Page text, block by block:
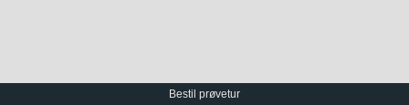
Bestil prøvetur